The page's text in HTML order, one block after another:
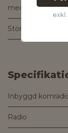
med
Storlek
Inbyggd
Radio